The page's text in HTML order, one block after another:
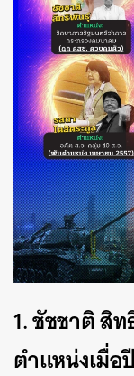
1. ชัชชาติ สิ
ตำแหน่งเมื่อ